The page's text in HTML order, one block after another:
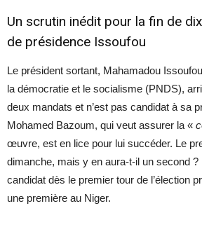
Un scrutin inédit pour la fin de
de présidence Issoufou
Le président sortant, Mahamadou
la démocratie et le socialisme (PNDS),
deux mandats et n’est pas candidat à sa
Mohamed Bazoum, qui veut assurer la «
œuvre, est en lice pour lui succéder. Le
dimanche, mais y en aura-t-il un second ?
candidat dès le premier tour de l’élection
une première au Niger.